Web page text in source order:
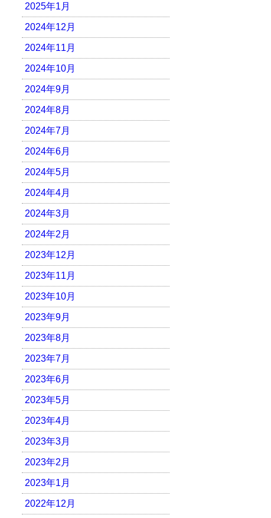
2025年1月
2024年12月
2024年11月
2024年10月
2024年9月
2024年8月
2024年7月
2024年6月
2024年5月
2024年4月
2024年3月
2024年2月
2023年12月
2023年11月
2023年10月
2023年9月
2023年8月
2023年7月
2023年6月
2023年5月
2023年4月
2023年3月
2023年2月
2023年1月
2022年12月